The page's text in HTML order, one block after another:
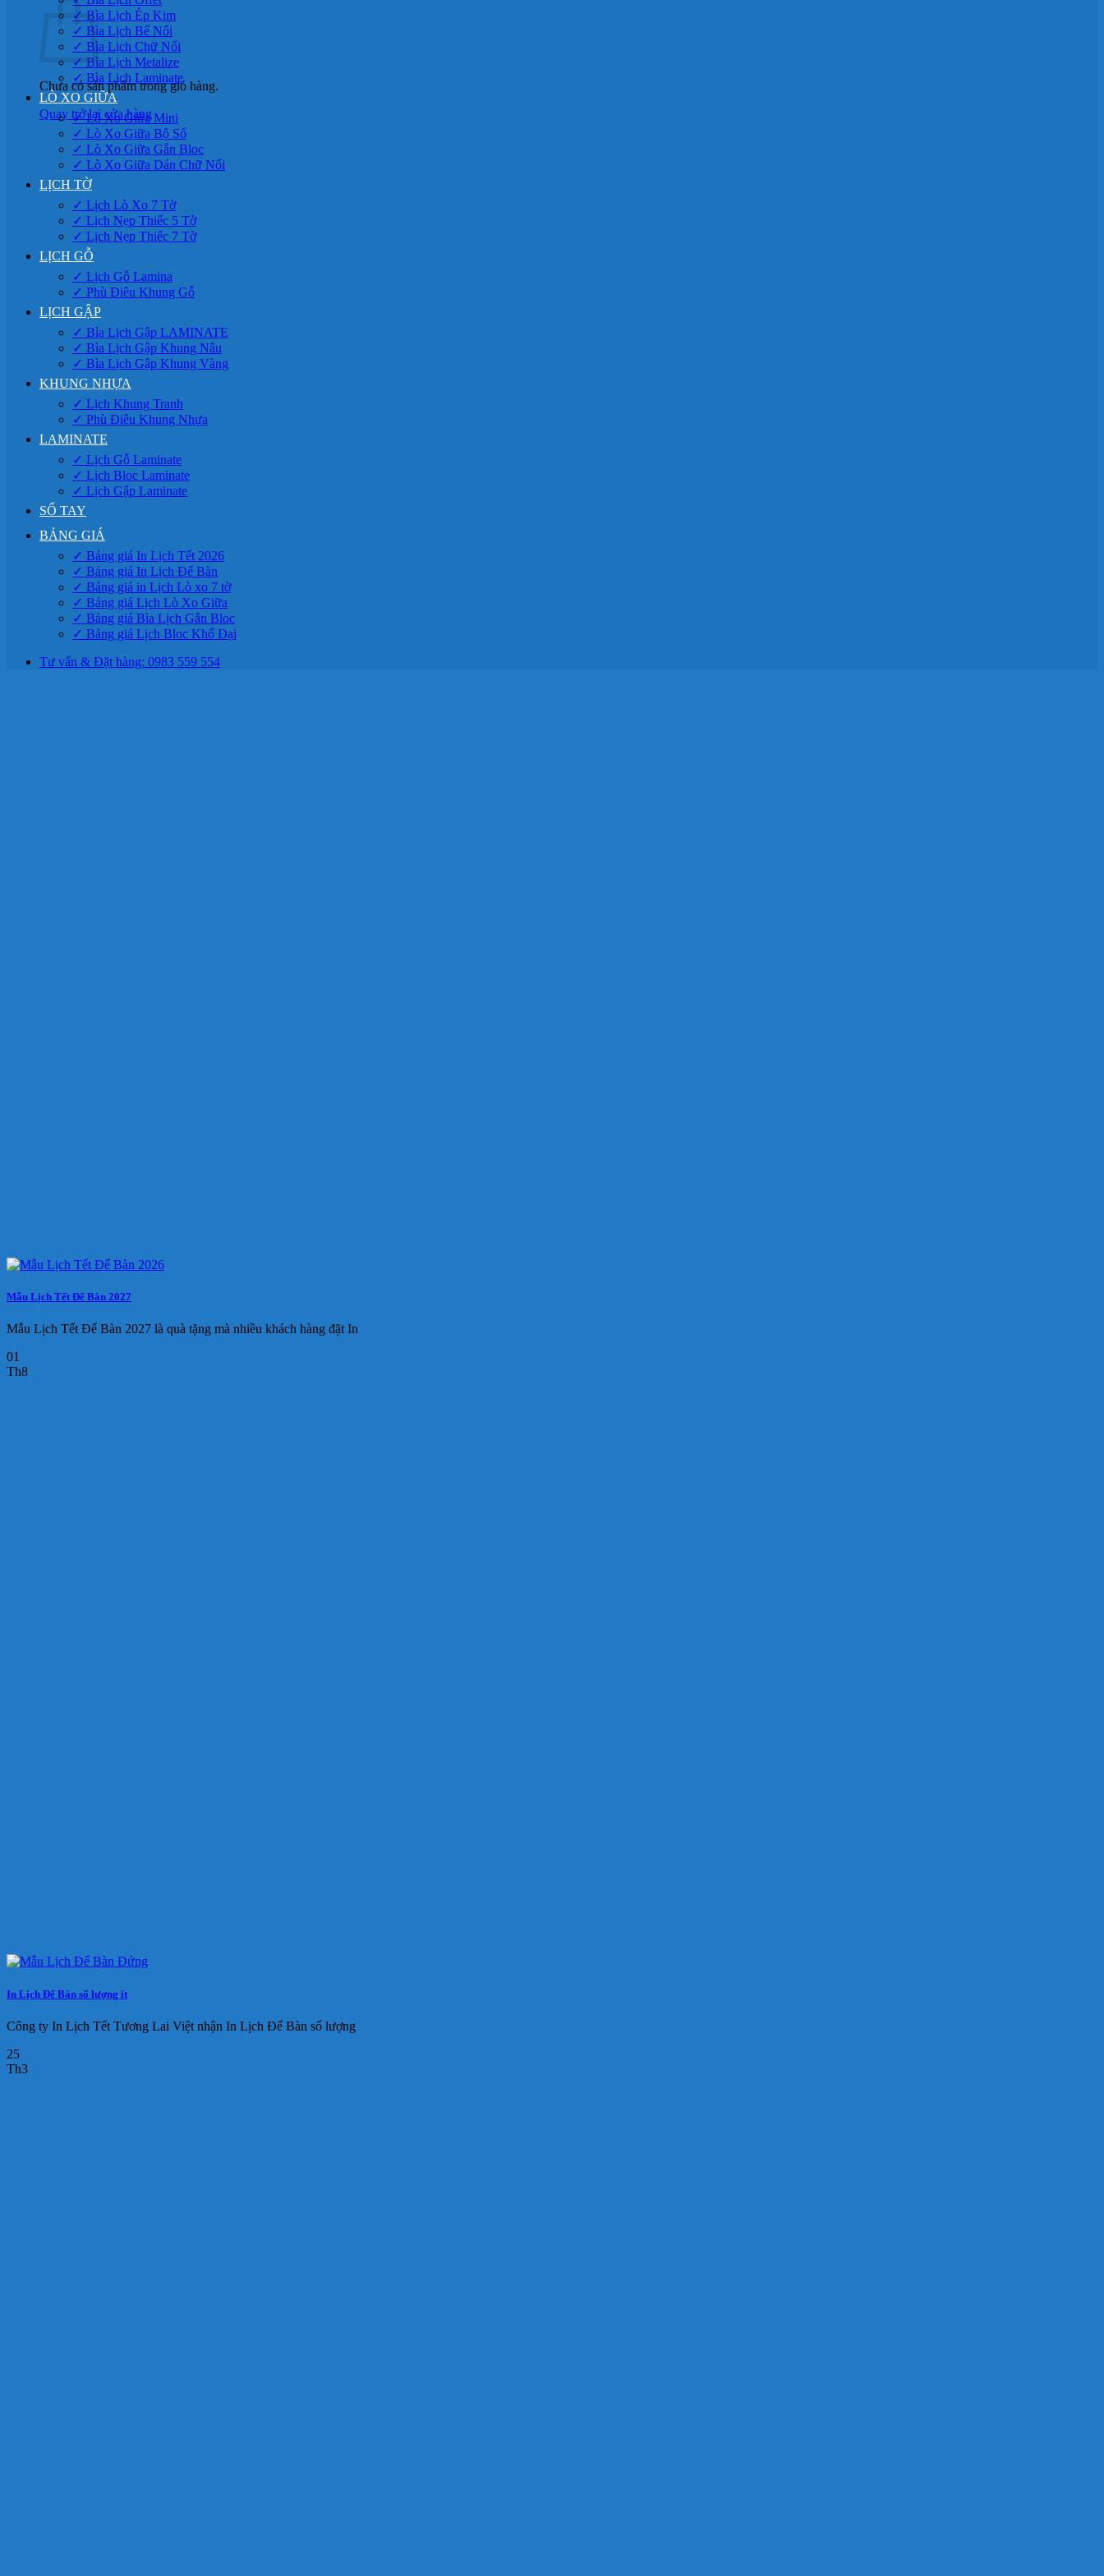
Chưa có sản phẩm trong giỏ hàng.
Quay trở lại cửa hàng
✓ Bìa Lịch Ép Kim
✓ Bìa Lịch Bế Nổi
✓ Bìa Lịch Chữ Nổi
✓ Bìa Lịch Metalize
✓ Bìa Lịch Laminate
LÒ XO GIỮA
✓ Lò Xo Giữa Mini
✓ Lò Xo Giữa Bộ Số
✓ Lò Xo Giữa Gắn Bloc
✓ Lò Xo Giữa Dán Chữ Nổi
LỊCH TỜ
✓ Lịch Lò Xo 7 Tờ
✓ Lịch Nẹp Thiếc 5 Tờ
✓ Lịch Nẹp Thiếc 7 Tờ
LỊCH GỖ
✓ Lịch Gỗ Lamina
✓ Phù Điêu Khung Gỗ
LỊCH GẬP
✓ Bìa Lịch Gập LAMINATE
✓ Bìa Lịch Gập Khung Nâu
✓ Bìa Lịch Gập Khung Vàng
KHUNG NHỰA
✓ Lịch Khung Tranh
✓ Phù Điêu Khung Nhựa
LAMINATE
✓ Lịch Gỗ Laminate
✓ Lịch Bloc Laminate
✓ Lịch Gập Laminate
SỔ TAY
BẢNG GIÁ
✓ Bảng giá In Lịch Tết 2026
✓ Bảng giá In Lịch Để Bàn
✓ Bảng giá in Lịch Lò xo 7 tờ
✓ Bảng giá Lịch Lò Xo Giữa
✓ Bảng giá Bìa Lịch Gắn Bloc
✓ Bảng giá Lịch Bloc Khổ Đại
Tư vấn & Đặt hàng: 0983 559 554
Mẫu Lịch Tết Để Bàn 2027
Mẫu Lịch Tết Để Bàn 2027 là quà tặng mà nhiều khách hàng đặt In
01
Th8
In Lịch Để Bàn số lượng ít
Công ty In Lịch Tết Tương Lai Việt nhận In Lịch Để Bàn số lượng
25
Th3